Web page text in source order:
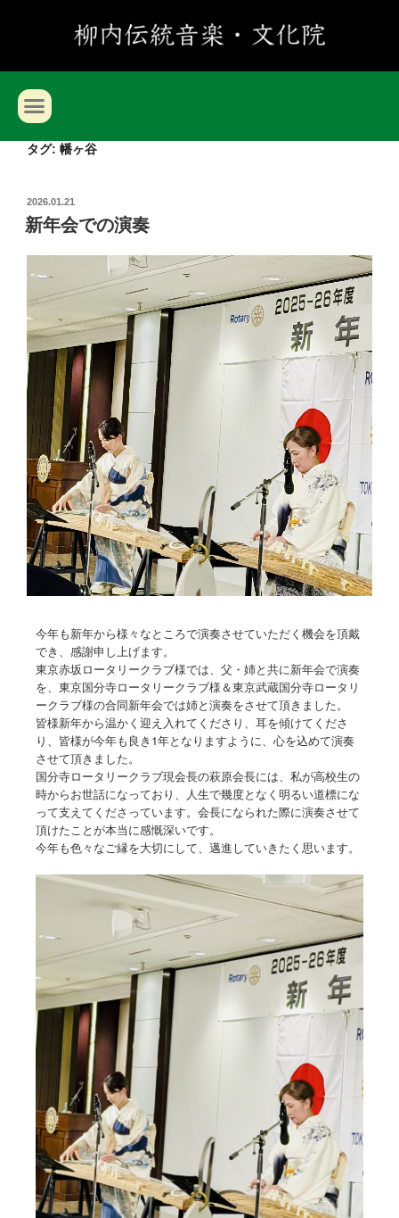
タグ: 幡ヶ谷
2026.01.21
新年会での演奏
今年も新年から様々なところで演奏させていただく機会を頂戴
でき、感謝申し上げます。
東京赤坂ロータリークラブ様では、父・姉と共に新年会で演奏
を、東京国分寺ロータリークラブ様＆東京武蔵国分寺ロータリ
ークラブ様の合同新年会では姉と演奏をさせて頂きました。
皆様新年から温かく迎え入れてくださり、耳を傾けてくださ
り、皆様が今年も良き1年となりますように、心を込めて演奏
させて頂きました。
国分寺ロータリークラブ現会長の萩原会長には、私が高校生の
時からお世話になっており、人生で幾度となく明るい道標にな
って支えてくださっています。会長になられた際に演奏させて
頂けたことが本当に感慨深いです。
今年も色々なご縁を大切にして、邁進していきたく思います。